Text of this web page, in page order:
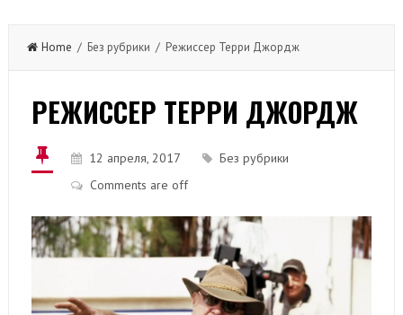
Home / Без рубрики / Режиссер Терри Джордж
РЕЖИССЕР ТЕРРИ ДЖОРДЖ
12 апреля, 2017
Без рубрики
Comments are off